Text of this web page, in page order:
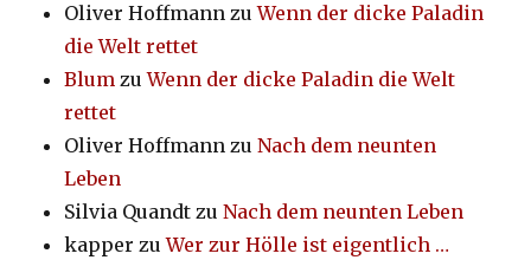
Oliver Hoffmann zuWenn der dicke Paladin
die Welt rettet
Blum zuWenn der dicke Paladin die Welt
rettet
Oliver Hoffmann zuNach dem neunten
Leben
Silvia Quandt zuNach dem neunten Leben
kapper zuWer zur Hölle ist eigentlich …